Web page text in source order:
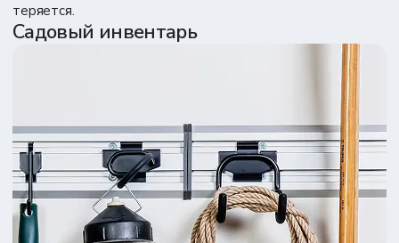
теряется.
Садовый инвентарь